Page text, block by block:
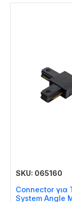
SKU: 065160
Connector για
System Angle